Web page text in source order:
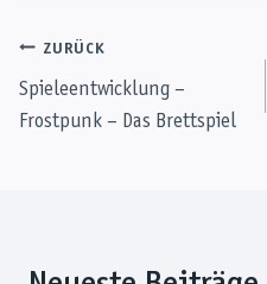
Beitragsnavigation
ZURÜCK
Spieleentwicklung –
Frostpunk – Das Brettspiel